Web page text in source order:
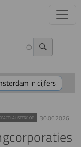
in cijfers
OP 30.06.2026